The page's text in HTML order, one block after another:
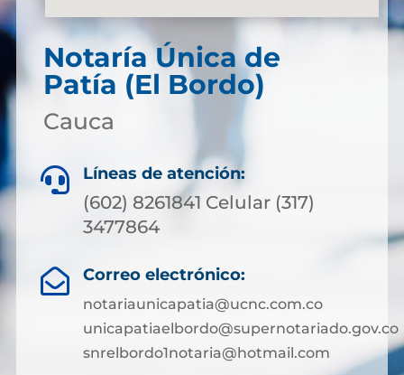
Notaría Única de
Patía (El Bordo)
Cauca
 Líneas de atención:
(602) 8261841 Celular (317)
3477864
 Correo electrónico:
notariaunicapatia@ucnc.com.co
unicapatiaelbordo@supernotariado.gov.co
snrelbordo1notaria@hotmail.com